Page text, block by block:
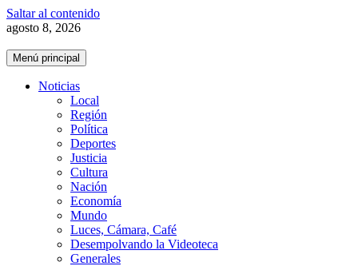
Saltar al contenido
agosto 8, 2026
Menú principal
Noticias
Local
Región
Política
Deportes
Justicia
Cultura
Nación
Economía
Mundo
Luces, Cámara, Café
Desempolvando la Videoteca
Generales